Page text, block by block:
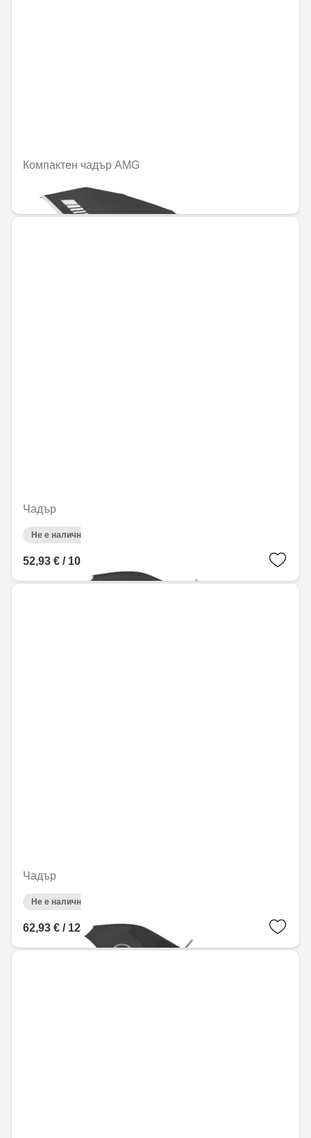
Компактен чадър AMG
60,50 € / 118,34 лв.
Чадър
Не е налично онлайн
52,93 € / 103,53 лв.
Чадър
Не е налично онлайн
62,93 € / 123,08 лв.